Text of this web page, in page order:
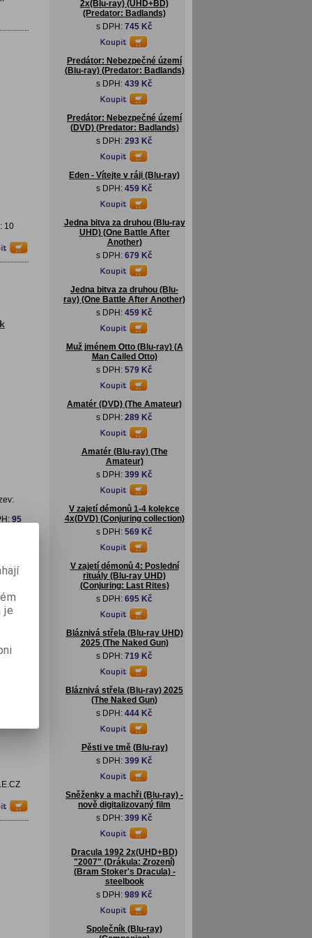
10
95
2x(Blu-ray) (UHD+BD)
(Predator: Badlands)
s DPH: 745 Kč
Predátor: Nebezpečné území
(Blu-ray) (Predator: Badlands)
s DPH: 439 Kč
Predátor: Nebezpečné území
(DVD) (Predator: Badlands)
s DPH: 293 Kč
Eden - Vítejte v ráji (Blu-ray)
s DPH: 459 Kč
Jedna bitva za druhou (Blu-ray
UHD) (One Battle After
Another)
s DPH: 679 Kč
Jedna bitva za druhou (Blu-
ray) (One Battle After Another)
s DPH: 459 Kč
Muž jménem Otto (Blu-ray) (A
Man Called Otto)
s DPH: 579 Kč
Amatér (DVD) (The Amateur)
s DPH: 289 Kč
Amatér (Blu-ray) (The
Amateur)
s DPH: 399 Kč
V zajetí démonů 1-4 kolekce
4x(DVD) (Conjuring collection)
s DPH: 569 Kč
V zajetí démonů 4: Poslední
rituály (Blu-ray UHD)
(Conjuring: Last Rites)
s DPH: 695 Kč
Bláznivá střela (Blu-ray UHD)
2025 (The Naked Gun)
s DPH: 719 Kč
Bláznivá střela (Blu-ray) 2025
(The Naked Gun)
s DPH: 444 Kč
Pěsti ve tmě (Blu-ray)
s DPH: 399 Kč
Sněženky a machři (Blu-ray) -
nově digitalizovaný film
s DPH: 399 Kč
Dracula 1992 2x(UHD+BD)
"2007" (Drákula: Zrození)
(Bram Stoker's Dracula) -
steelbook
s DPH: 989 Kč
Společník (Blu-ray)
je